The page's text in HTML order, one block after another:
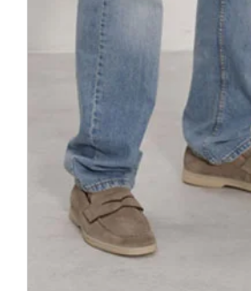
Klasszikus és hosszútávú kedvencünk,
megy ki a divatból és bármilyen szettet
hangulatúvá tenni.